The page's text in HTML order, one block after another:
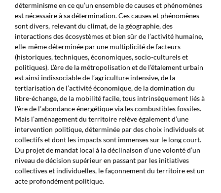
déterminisme en ce qu’un ensemble de causes et phénomènes
est nécessaire à sa détermination. Ces causes et phénomènes
sont divers, relevant du climat, de la géographie, des
interactions des écosystèmes et bien sûr de l’activité humaine,
elle-même déterminée par une multiplicité de facteurs
(historiques, techniques, économiques, socio-culturels et
politiques). L’ère de la métropolisation et de l’étalement urbain
est ainsi indissociable de l’agriculture intensive, de la
tertiarisation de l’activité économique, de la domination du
libre-échange, de la mobilité facile, tous intrinsèquement liés à
l’ère de l’abondance énergétique via les combustibles fossiles.
Mais l’aménagement du territoire relève également d’une
intervention politique, déterminée par des choix individuels et
collectifs et dont les impacts sont immenses sur le long court.
Du projet de mandat local à la déclinaison d’une volonté d’un
niveau de décision supérieur en passant par les initiatives
collectives et individuelles, le façonnement du territoire est un
acte profondément politique.